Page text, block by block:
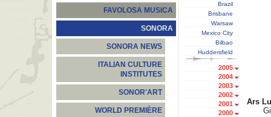
FAVOLOSA MUSICA
SONORA
SONORA NEWS
ITALIAN CULTURE
INSTITUTES
SONOR'ART
WORLD PREMIÈRE
Brazil
Brisbane
Warsaw
Mexico City
Bilbao
Huddersfield
2005
2004
2003
2002
2001
2000
Ars